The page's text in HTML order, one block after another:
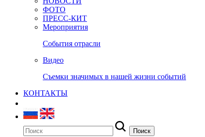
ФОТО
ПРЕСС-КИТ
Мероприятия
События отрасли
Видео
Съемки значимых в нашей жизни событий
КОНТАКТЫ